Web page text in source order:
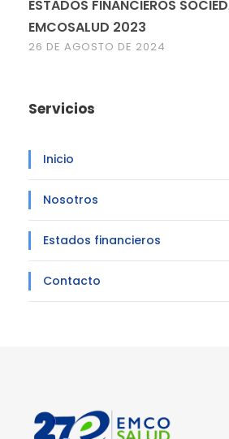
ESTADOS FINANCIEROS
EMCOSALUD 2023
26 DE AGOSTO DE 2024
Servicios
Inicio
Nosotros
Estados financieros
Contacto